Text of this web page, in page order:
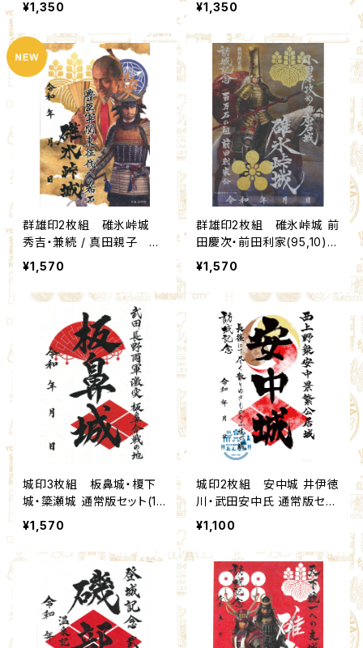
印】×安中市観光機構
¥1,350
印】×安中市観光機構
¥1,350
群雄印2枚組 碓氷峠城
秀吉・兼続 / 真田親子 セ
ット (12,99)：北群馬甲冑工
房【群雄印】×安中市観光機
構
¥1,570
群雄印2枚組 碓氷峠城 前
田慶次・前田利家(95,10)：
北群馬甲冑工房【群雄印】
¥1,570
城印3枚組 板鼻城・榎下
城・簗瀬城 通常版セット(13,
14,15)：北群馬甲冑工房【群
雄印】×安中市観光機構
¥1,570
城印2枚組 安中城 井伊徳
川・武田安中氏 通常版セッ
ト(1,3)：北群馬甲冑工房【群
雄印】×安中市観光機構
¥1,100